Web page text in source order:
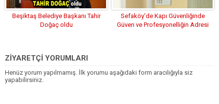
Beşiktaş Belediye Başkanı Tahir
Doğaç oldu
Sefaköy’de Kapı Güvenliğinde
Güven ve Profesyonelliğin Adresi
ZİYARETÇİ YORUMLARI
Henüz yorum yapılmamış. İlk yorumu aşağıdaki form aracılığıyla siz
yapabilirsiniz.